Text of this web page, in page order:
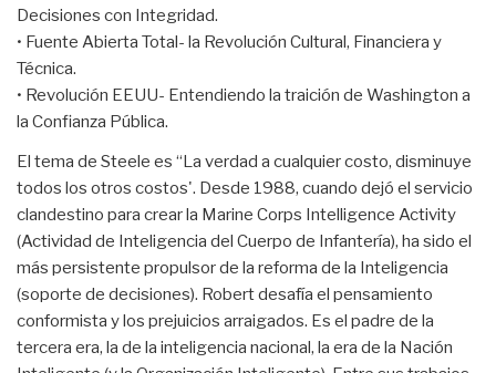
Decisiones con Integridad.
• Fuente Abierta Total- la Revolución Cultural, Financiera y
Técnica.
• Revolución EEUU- Entendiendo la traición de Washington a
la Confianza Pública.
El tema de Steele es “La verdad a cualquier costo, disminuye
todos los otros costos'. Desde 1988, cuando dejó el servicio
clandestino para crear la Marine Corps Intelligence Activity
(Actividad de Inteligencia del Cuerpo de Infantería), ha sido el
más persistente propulsor de la reforma de la Inteligencia
(soporte de decisiones). Robert desafía el pensamiento
conformista y los prejuicios arraigados. Es el padre de la
tercera era, la de la inteligencia nacional, la era de la Nación